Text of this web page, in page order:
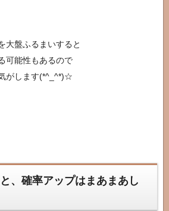
大盤ふるまいすると
可能性もあるので
がします(*^_^*)☆
、確率アップはまあまあし